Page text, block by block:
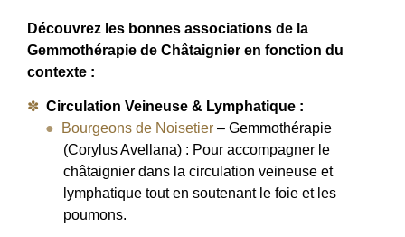
Découvrez les bonnes associations de la
Gemmothérapie de Châtaignier en fonction du
contexte :
Circulation Veineuse & Lymphatique :
Bourgeons de Noisetier – Gemmothérapie
(Corylus Avellana) : Pour accompagner le
châtaignier dans la circulation veineuse et
lymphatique tout en soutenant le foie et les
poumons.